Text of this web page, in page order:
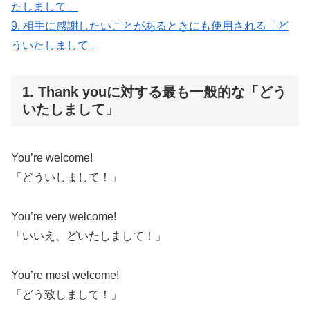
たしまして」
9. 相手に感謝したいことがあるときにも使用される「ど
ういたしまして」
1. Thank youに対する最も一般的な「どう
いたしまして」
You’re welcome!
「どういしまして！」
You’re very welcome!
「いいえ、どいたしまして！」
You’re most welcome!
「どう致しまして！」